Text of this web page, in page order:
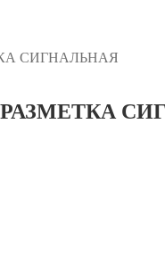
СИГНАЛЬНАЯ
РАЗМЕТКА